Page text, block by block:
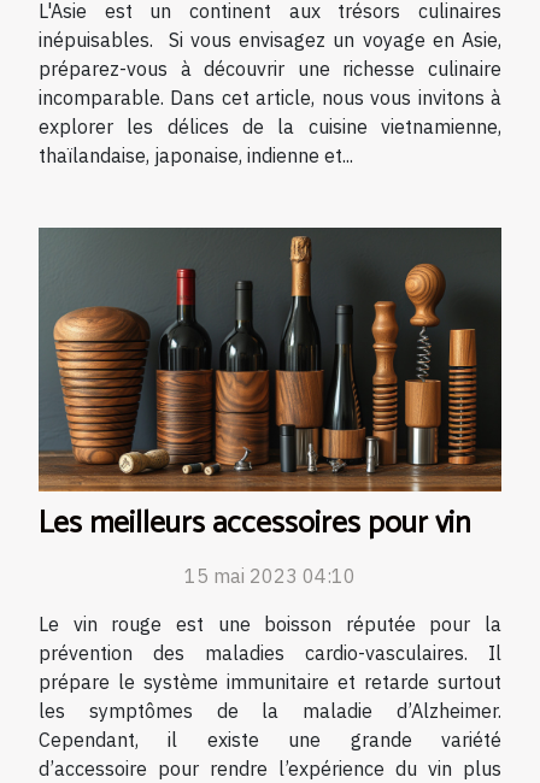
L'Asie est un continent aux trésors culinaires
inépuisables. Si vous envisagez un voyage en Asie,
préparez-vous à découvrir une richesse culinaire
incomparable. Dans cet article, nous vous invitons à
explorer les délices de la cuisine vietnamienne,
thaïlandaise, japonaise, indienne et...
Les meilleurs accessoires pour vin
15 mai 2023 04:10
Le vin rouge est une boisson réputée pour la
prévention des maladies cardio-vasculaires. Il
prépare le système immunitaire et retarde surtout
les symptômes de la maladie d’Alzheimer.
Cependant, il existe une grande variété
d’accessoire pour rendre l’expérience du vin plus